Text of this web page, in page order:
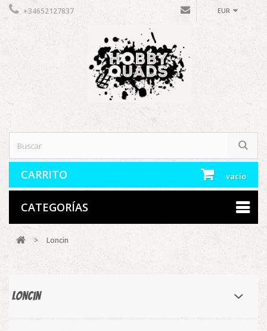
EUR
+34652127837
CARRITO vacío
CATEGORÍAS
> Loncin
Loncin